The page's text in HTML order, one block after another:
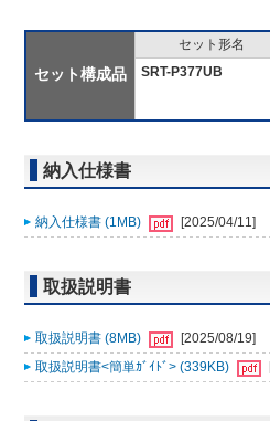
セット構成品
セット形名
SRT-P377UB
納入仕様書
納入仕様書 (1MB) [2025/04/11]
取扱説明書
取扱説明書 (8MB)
[2025/08/19]
取扱説明書<簡単ｶﾞｲﾄﾞ> (339KB)